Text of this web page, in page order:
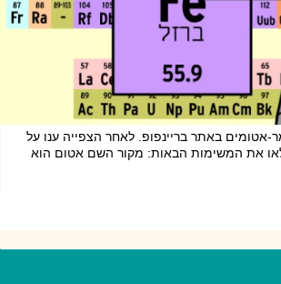
אטומים באתר בריינפופ. לאחר הצפייה ענו על
את המשימות הבאות: מקור השם אטום הוא